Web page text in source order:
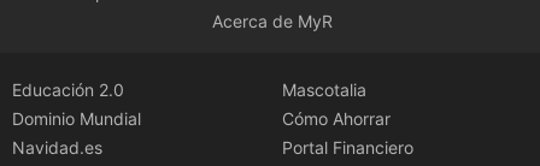
Acerca de MyR
Educación 2.0
Dominio Mundial
Navidad.es
Mascotalia
Cómo Ahorrar
Portal Financiero